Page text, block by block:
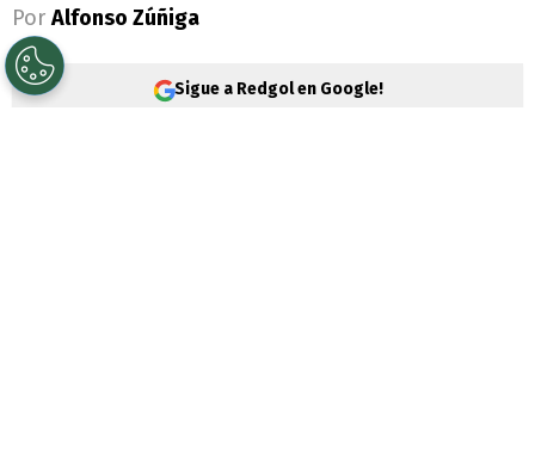
Por Alfonso Zúñiga
Sigue a Redgol en Google!